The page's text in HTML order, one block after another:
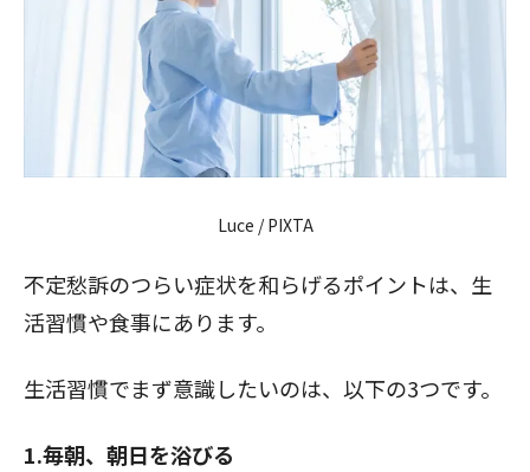
Luce / PIXTA
不定愁訴のつらい症状を和らげるポイントは、生
活習慣や食事にあります。
生活習慣でまず意識したいのは、以下の3つです。
1.毎朝、朝日を浴びる